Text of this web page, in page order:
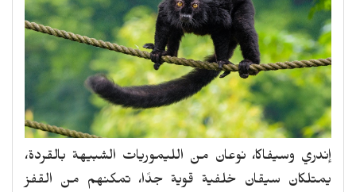
إندري وسيفاكا، نوعان من الليموريات الشبيهة بالقردة،
يمتلكان سيقان خلفية قوية جدًا، تمكنهم من القفز